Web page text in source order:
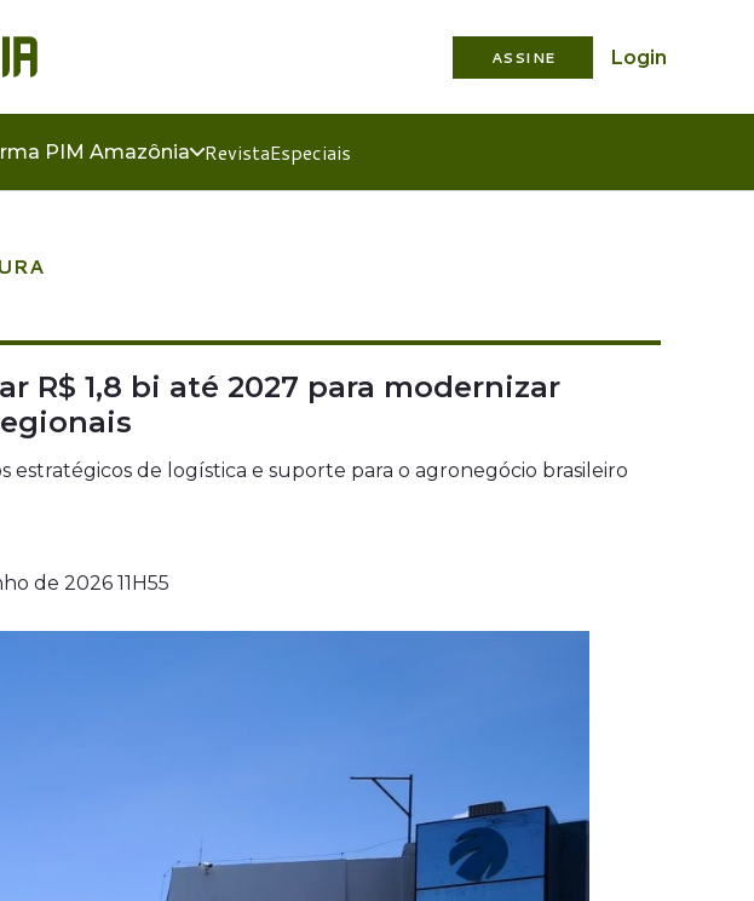
ASSINE Login
PIM Amazônia RevistaEspeciais
R$ 1,8 bi até 2027 para modernizar
de logística e suporte para o agronegócio brasileiro
de 2026 11H55